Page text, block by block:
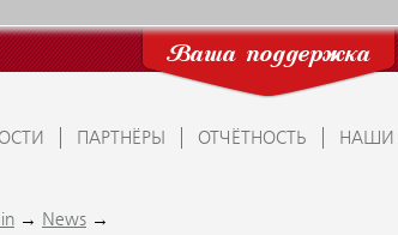
Ваша поддержка
ПАРТНЁРЫ ОТЧЁТНОСТЬ НАШИ
→ News →